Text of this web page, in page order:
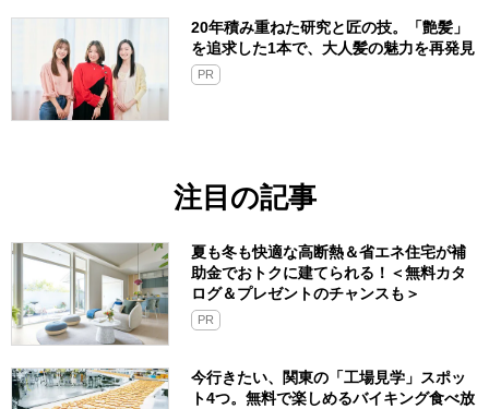
20年積み重ねた研究と匠の技。「艶髪」
を追求した1本で、大人髪の魅力を再発見
PR
注目の記事
夏も冬も快適な高断熱＆省エネ住宅が補
助金でおトクに建てられる！＜無料カタ
ログ＆プレゼントのチャンスも＞
PR
今行きたい、関東の「工場見学」スポッ
ト4つ。無料で楽しめるバイキング食べ放